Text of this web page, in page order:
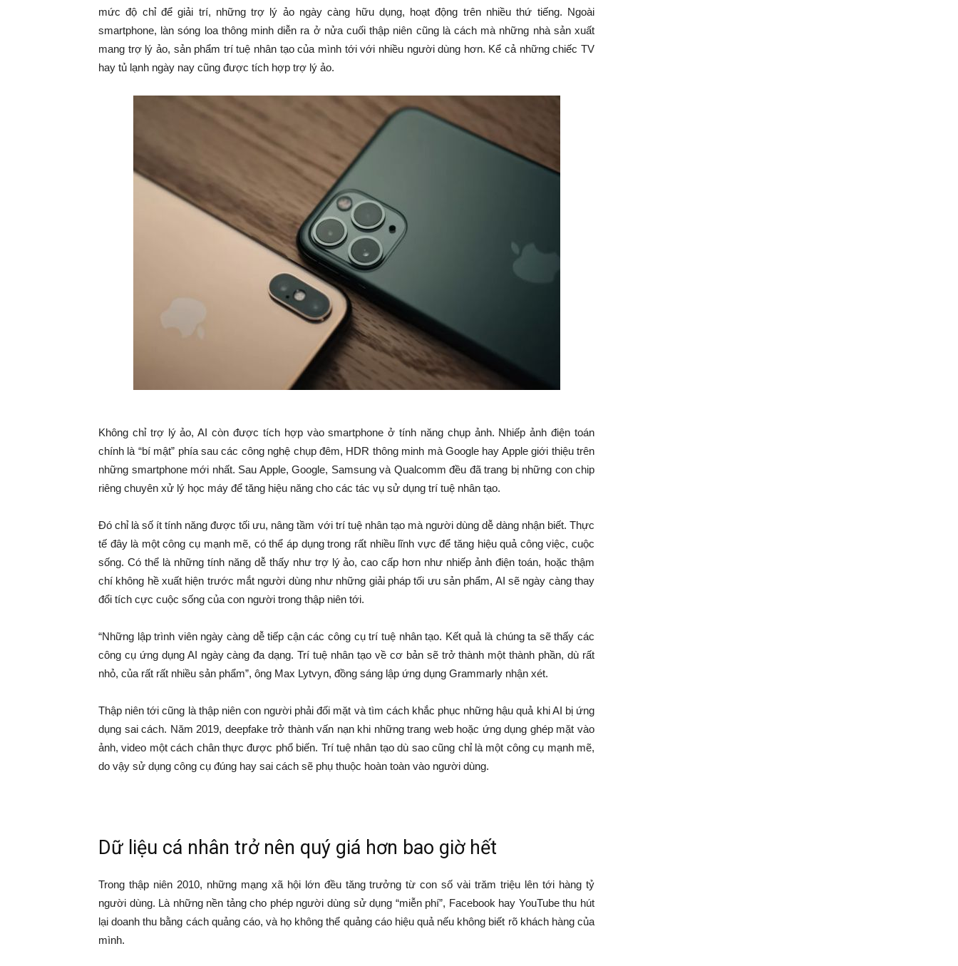
mức độ chỉ để giải trí, những trợ lý ảo ngày càng hữu dụng, hoạt động trên nhiều thứ tiếng. Ngoài
smartphone, làn sóng loa thông minh diễn ra ở nửa cuối thập niên cũng là cách mà những nhà sản xuất
mang trợ lý ảo, sản phẩm trí tuệ nhân tạo của mình tới với nhiều người dùng hơn. Kể cả những chiếc TV
hay tủ lạnh ngày nay cũng được tích hợp trợ lý ảo.
Không chỉ trợ lý ảo, AI còn được tích hợp vào smartphone ở tính năng chụp ảnh. Nhiếp ảnh điện toán
chính là “bí mật” phía sau các công nghệ chụp đêm, HDR thông minh mà Google hay Apple giới thiệu trên
những smartphone mới nhất. Sau Apple, Google, Samsung và Qualcomm đều đã trang bị những con chip
riêng chuyên xử lý học máy để tăng hiệu năng cho các tác vụ sử dụng trí tuệ nhân tạo.
Đó chỉ là số ít tính năng được tối ưu, nâng tầm với trí tuệ nhân tạo mà người dùng dễ dàng nhận biết. Thực
tế đây là một công cụ mạnh mẽ, có thể áp dụng trong rất nhiều lĩnh vực để tăng hiệu quả công việc, cuộc
sống. Có thể là những tính năng dễ thấy như trợ lý ảo, cao cấp hơn như nhiếp ảnh điện toán, hoặc thậm
chí không hề xuất hiện trước mắt người dùng như những giải pháp tối ưu sản phẩm, AI sẽ ngày càng thay
đổi tích cực cuộc sống của con người trong thập niên tới.
“Những lập trình viên ngày càng dễ tiếp cận các công cụ trí tuệ nhân tạo. Kết quả là chúng ta sẽ thấy các
công cụ ứng dụng AI ngày càng đa dạng. Trí tuệ nhân tạo về cơ bản sẽ trở thành một thành phần, dù rất
nhỏ, của rất rất nhiều sản phẩm”, ông Max Lytvyn, đồng sáng lập ứng dụng Grammarly nhận xét.
Thập niên tới cũng là thập niên con người phải đối mặt và tìm cách khắc phục những hậu quả khi AI bị ứng
dụng sai cách. Năm 2019, deepfake trở thành vấn nạn khi những trang web hoặc ứng dụng ghép mặt vào
ảnh, video một cách chân thực được phổ biến. Trí tuệ nhân tạo dù sao cũng chỉ là một công cụ mạnh mẽ,
do vậy sử dụng công cụ đúng hay sai cách sẽ phụ thuộc hoàn toàn vào người dùng.
Dữ liệu cá nhân trở nên quý giá hơn bao giờ hết
Trong thập niên 2010, những mạng xã hội lớn đều tăng trưởng từ con số vài trăm triệu lên tới hàng tỷ
người dùng. Là những nền tảng cho phép người dùng sử dụng “miễn phí”, Facebook hay YouTube thu hút
lại doanh thu bằng cách quảng cáo, và họ không thể quảng cáo hiệu quả nếu không biết rõ khách hàng của
mình.